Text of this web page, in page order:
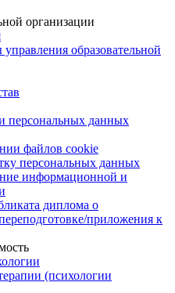
организации
образовательной
персональных данных
файлов cookie
персональных данных
информационной и
диплома о
приложения к
(психологии